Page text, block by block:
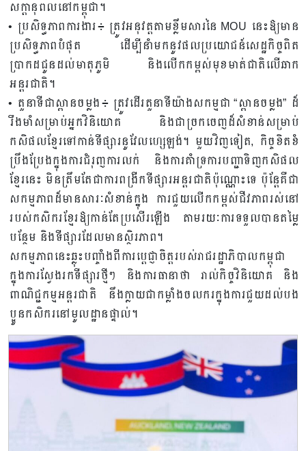
សក្តានុពលនៅកម្ពុជា។
• ប្រសិទ្ធភាពការងារ៖ ត្រូវអនុវត្តតាមខ្លឹមសារនៃ MOU នេះឱ្យមាន
ប្រសិទ្ធភាពបំផុត ដើម្បីនាំមកនូវផលប្រយោជន៍សេដ្ឋកិច្ចពិត
ប្រាកដជូនដល់មាតុភូមិ និងលើកកម្ពស់មុខមាត់ជាតិលើឆាក
អន្តរជាតិ។
• តួនាទីជាស្ពានចម្លង៖ ត្រូវដើរតួនាទីយ៉ាងសកម្មជា “ស្ពានចម្លង” ដ៏
រឹងមាំសម្រាប់អ្នកវិនិយោគ និងជាច្រកចេញដ៏សំខាន់សម្រាប់
កសិផលខ្មែរទៅកាន់ទីផ្សារនូវែលហ្សេឡង់។ មួយវិញទៀត, កិច្ចខិតខំ
ប្រឹងប្រែងក្នុងការជំរុញការលក់ និងការគាំទ្រការបញ្ជាទិញកសិផល
ខ្មែរនេះ មិនត្រឹមតែជាការពង្រីកទីផ្សារអន្តរជាតិប៉ុណ្ណោះទេ ប៉ុន្តែគឺជា
សកម្មភាពដ៏មានសារៈសំខាន់ក្នុង ការជួយលើកកម្ពស់ជីវភាពរស់នៅ
របស់កសិករខ្មែរឱ្យកាន់តែប្រសើរឡើង តាមរយៈការទទួលបានតម្លៃ
បន្ថែម និងទីផ្សារដែលមានស្ថិរភាព។
សកម្មភាពនេះឆ្លុះបញ្ចាំងពីការប្តេជ្ញាចិត្តរបស់រាជរដ្ឋាភិបាលកម្ពុជា
ក្នុងការស្វែងរកទីផ្សារថ្មីៗ និងការធានាថា រាល់កិច្ចវិនិយោគ និង
ពាណិជ្ជកម្មអន្តរជាតិ នឹងក្លាយជាកម្លាំងចលករក្នុងការជួយដល់បង
ប្អូនកសិករនៅមូលដ្ឋានផ្ទាល់។